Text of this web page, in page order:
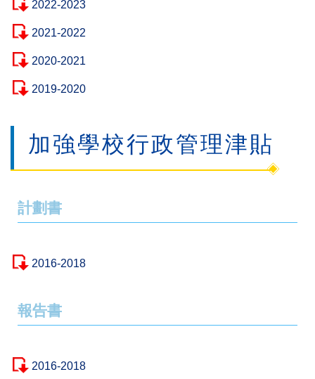
2022-2023
2021-2022
2020-2021
2019-2020
加強學校行政管理津貼
計劃書
2016-2018
報告書
2016-2018